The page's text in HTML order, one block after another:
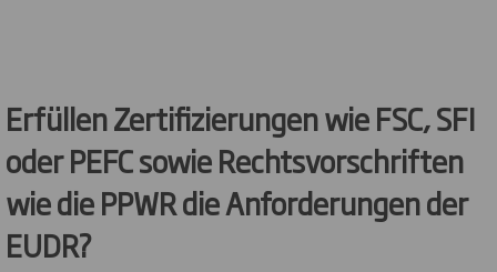
Erfüllen Zertifizierungen wie FSC, SFI
oder PEFC sowie Rechtsvorschriften
wie die PPWR die Anforderungen der
EUDR?